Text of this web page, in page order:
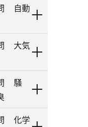
自動
大気
騒
化学